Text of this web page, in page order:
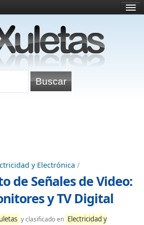
y Electrónica /
de Señales de Video:
y TV Digital
y clasificado en Electricidad y